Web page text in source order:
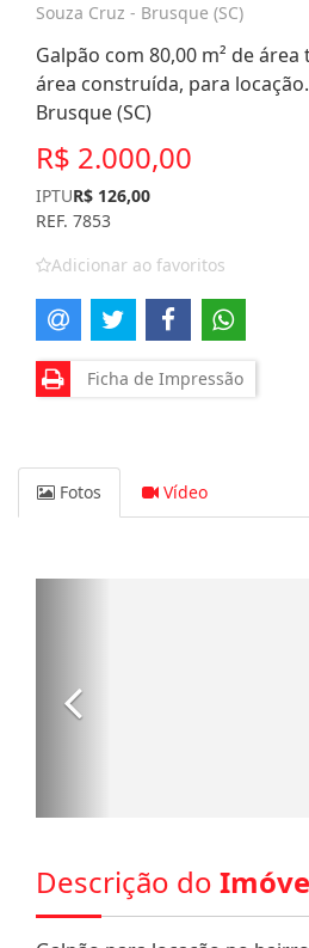
Souza Cruz - Brusque (SC)
Galpão com 80,00 m² de área
área construída, para
Brusque (SC)
R$ 2.000,00
IPTUR$ 126,00
REF. 7853
Adicionar ao favoritos
Ficha de Impressão
Fotos Vídeo
Descrição do